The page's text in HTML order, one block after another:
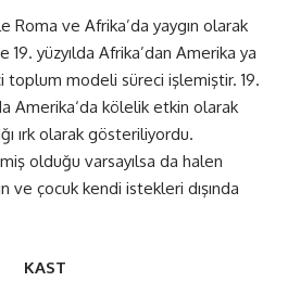
ve Afrika’da yaygın olarak
yüzyılda Afrika’dan Amerika ya
toplum modeli süreci işlemiştir. 19.
Amerika‘da kölelik etkin olarak
ırk olarak gösteriliyordu.
olduğu varsayılsa da halen
ve çocuk kendi istekleri dışında
KAST